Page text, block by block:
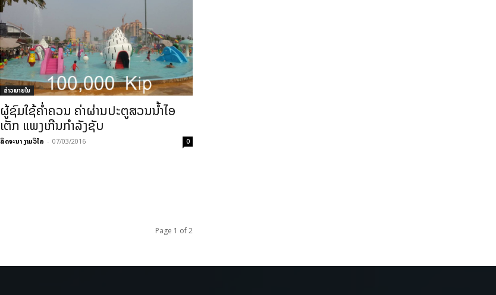
ຂ່າວພາຍ​ໃນ
ຜູ້ຊົມໃຊ້ຄ່ຳຄວນ ຄ່າຜ່ານປະຕູສວນນ້ຳໄອ
ເຕັກ ແພງເກີນກຳລັງຊັບ
ລິດຈະນາ ງາມວິໄລ - 07/03/2016 0
Page 1 of 2